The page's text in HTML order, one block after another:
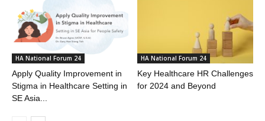
HA National Forum 24
Apply Quality Improvement in
Stigma in Healthcare Setting in
SE Asia...
HA National Forum 24
Key Healthcare HR Challenges
for 2024 and Beyond